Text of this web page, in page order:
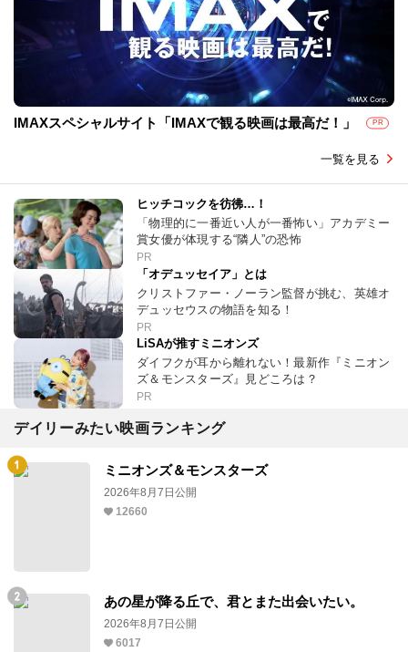
IMAXスペシャルサイト「IMAXで観る映画は最高だ！」 PR
一覧を見る
ヒッチコックを彷彿…！
「物理的に一番近い人が一番怖い」アカデミー
賞女優が体現する“隣人”の恐怖
PR
「オデュッセイア」とは
クリストファー・ノーラン監督が挑む、英雄オ
デュッセウスの物語を知る！
PR
LiSAが推すミニオンズ
ダイフクが耳から離れない！最新作『ミニオン
ズ＆モンスターズ』見どころは？
PR
デイリーみたい映画ランキング
ミニオンズ＆モンスターズ
2026年8月7日公開
12660
あの星が降る丘で、君とまた出会いたい。
2026年8月7日公開
6017